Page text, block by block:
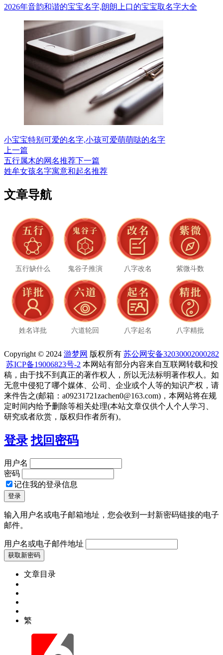
2026年音韵和谐的宝宝名字,朗朗上口的宝宝取名字大全
小宝宝特别可爱的名字,小孩可爱萌萌哒的名字
上一篇
五行属木的网名推荐下一篇
姓牟女孩名字寓意和起名推荐
文章导航
五行缺什么 鬼谷子推演 八字改名 紫微斗数
姓名详批 六道轮回 八字起名 八字精批
Copyright © 2024 游梦网 版权所有 苏公网安备32030002000282
苏ICP备19006823号-2 本网站有部分内容来自互联网转载和投
稿，由于找不到真正的著作权人，所以无法标明著作权人。如
无意中侵犯了哪个媒体、公司、企业或个人等的知识产权，请
来件告之(邮箱：a09231721zachen0@163.com)，本网站将在规
定时间内给予删除等相关处理(本站文章仅供个人个人学习、
研究或者欣赏，版权归作者所有)。
登录 找回密码
用户名
密码
记住我的登录信息
输入用户名或电子邮箱地址，您会收到一封新密码链接的电子
邮件。
用户名或电子邮件地址
文章目录
繁